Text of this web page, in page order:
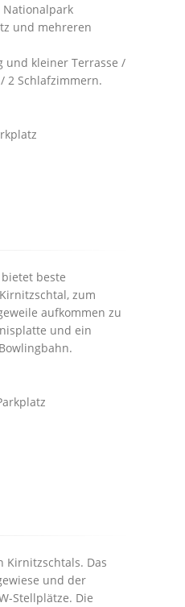
Nationalpark
und mehreren
und kleiner Terrasse /
2 Schlafzimmern.
beste
zum
aufkommen zu
und ein
Kirnitzschtals. Das
und der
Stellplätze. Die